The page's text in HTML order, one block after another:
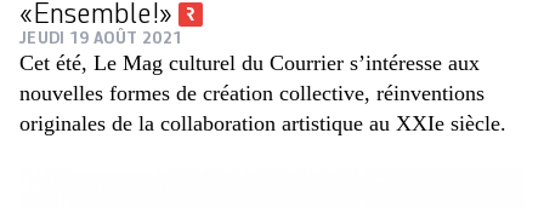
«Ensemble!»
JEUDI 19 AOÛT 2021
Cet été, Le Mag culturel du Courrier s’intéresse aux
nouvelles formes de création collective, réinventions
originales de la collaboration artistique au XXIe siècle.